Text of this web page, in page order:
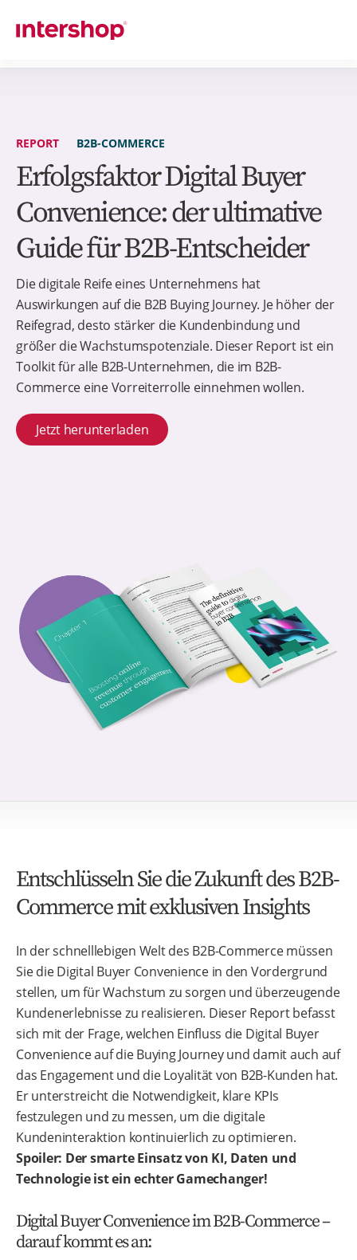
REPORT B2B-COMMERCE
Erfolgsfaktor Digital Buyer
Convenience: der ultimative
Guide für B2B-Entscheider
Die digitale Reife eines Unternehmens hat
Auswirkungen auf die B2B Buying Journey. Je höher der
Reifegrad, desto stärker die Kundenbindung und
größer die Wachstumspotenziale. Dieser Report ist ein
Toolkit für alle B2B-Unternehmen, die im B2B-
Commerce eine Vorreiterrolle einnehmen wollen.
Jetzt herunterladen
Entschlüsseln Sie die Zukunft des B2B-
Commerce mit exklusiven Insights
In der schnelllebigen Welt des B2B-Commerce müssen
Sie die Digital Buyer Convenience in den Vordergrund
stellen, um für Wachstum zu sorgen und überzeugende
Kundenerlebnisse zu realisieren. Dieser Report befasst
sich mit der Frage, welchen Einfluss die Digital Buyer
Convenience auf die Buying Journey und damit auch auf
das Engagement und die Loyalität von B2B-Kunden hat.
Er unterstreicht die Notwendigkeit, klare KPIs
festzulegen und zu messen, um die digitale
Kundeninteraktion kontinuierlich zu optimieren.
Spoiler: Der smarte Einsatz von KI, Daten und
Technologie ist ein echter Gamechanger!
Digital Buyer Convenience im B2B-Commerce –
darauf kommt es an: